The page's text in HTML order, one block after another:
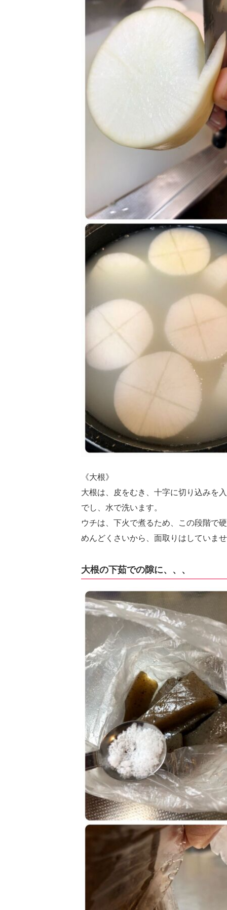
《大根》
大根は、皮をむき、十字に切り込みを
でし、水で洗います。
ウチは、下火で煮るため、この段階で
めんどくさいから、面取りはしていま
大根の下茹での隙に、、、